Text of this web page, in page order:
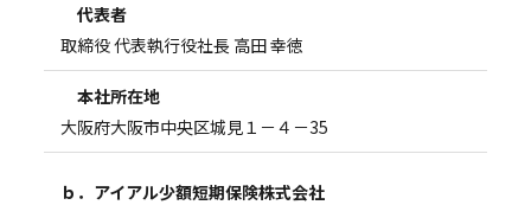
代表者
取締役 代表執行役社長 高田 幸徳
本社所在地
大阪府大阪市中央区城見１－４－35
ｂ．アイアル少額短期保険株式会社